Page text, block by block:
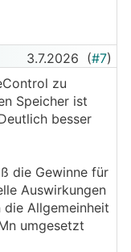
3.7.2026 (#7)
zu
Speicher ist
besser
die Gewinne für
Auswirkungen
Allgemeinheit
umgesetzt